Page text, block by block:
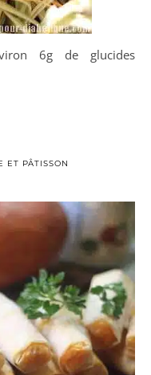
ET PÂTISSON